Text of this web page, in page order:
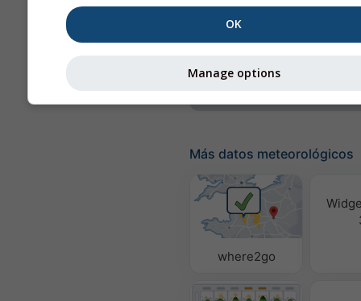
Fondo
Sin fondo: Texto
Más datos meteorológicos
where2go
OK
Manage options